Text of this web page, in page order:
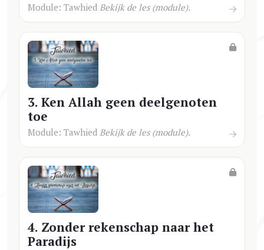
Module: Tawhied Bekijk de les (module).
3. Ken Allah geen deelgenoten
toe
Module: Tawhied Bekijk de les (module).
4. Zonder rekenschap naar het
Paradijs